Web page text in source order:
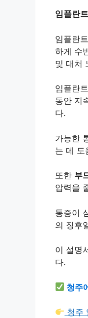
임플란
임플란
하게 수
및 대처
임플란
동안 지
다.
가능한
는 데 도
또한 부
압력을
통증이
의 징후
이 설명
다.
청주
청주